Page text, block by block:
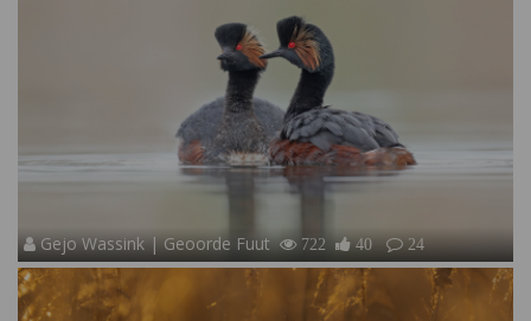
Gejo Wassink | Geoorde Fuut 722 40 24